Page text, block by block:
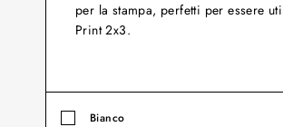
per la stampa, perfetti per essere
Print 2x3.
Bianco